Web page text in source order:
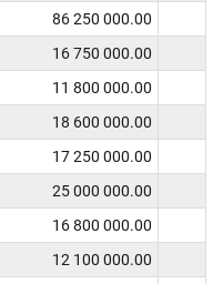
86 250 000.00
16 750 000.00
11 800 000.00
18 600 000.00
17 250 000.00
25 000 000.00
16 800 000.00
12 100 000.00